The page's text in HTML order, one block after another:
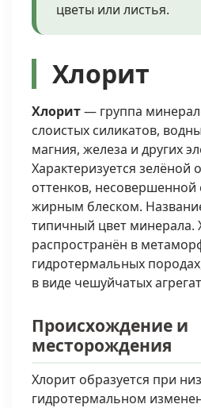
цветы или листья.
Хлорит
Хлорит— группа
слоистых силикатов,
магния, железа и других
Характеризуется зелёной
оттенков,
жирным блеском.
типичный цвет минерала.
распространён в
гидротермальных
в виде чешуйчатых
Происхождение и
месторождения
Хлорит образуется при
гидротермальном